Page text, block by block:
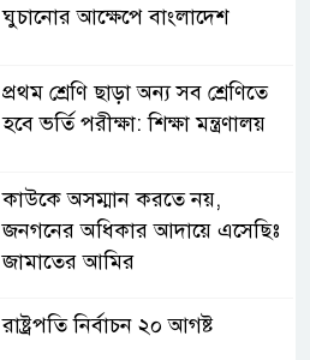
ঘুচানোর আক্ষেপে বাংলাদেশ
প্রথম শ্রেণি ছাড়া অন্য সব শ্রেণিতে
হবে ভর্তি পরীক্ষা: শিক্ষা মন্ত্রণালয়
কাউকে অসম্মান করতে নয়,
জনগনের অধিকার আদায়ে এসেছিঃ
জামাতের আমির
রাষ্ট্রপতি নির্বাচন ২০ আগষ্ট